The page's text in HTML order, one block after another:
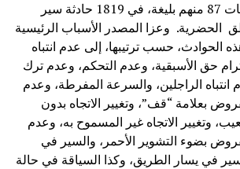
آخرون بجروح، إصابات 87 منهم بليغة، في 1819 حادثة سير
الحضرية. وعزا المصدر الأسباب الرئيسية
الحوادث، حسب ترتيبها، إلى عدم انتباه
حق الأسبقية، وعدم التحكم، وعدم ترك
انتباه الراجلين، والسرعة المفرطة، وعدم
بعلامة “قف”، وتغيير الاتجاه بدون
وتغيير الاتجاه غير المسموح به، وعدم
بضوء التشوير الأحمر، والسير في
في يسار الطريق، وكذا السياقة في حالة